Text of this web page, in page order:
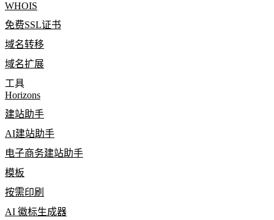
WHOIS
免费SSL证书
域名转移
域名扩展
工具
Horizons
建站助手
AI建站助手
电子商务建站助手
模板
按需印刷
AI 徽标生成器